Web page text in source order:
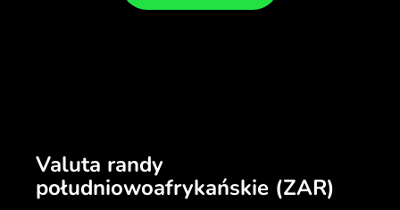
Valuta randy
południowoafrykańskie (ZAR)